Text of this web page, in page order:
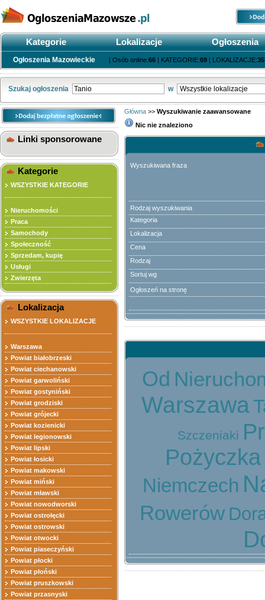
Kategorie Lokalizacje Ogłoszenia
Ogłoszenia Mazowieckie | Osób online:66 | KATEGORIE:69 | LOKALIZACJE:
Szukaj ogłoszenia w
Linki sponsorowane
Kategorie
WSZYSTKIE KATEGORIE
Nieruchomości
Praca
Samochody
Społeczność
Sprzedam, kupię
Usługi
Zwierzęta
Lokalizacja
WSZYSTKIE LOKALIZACJE
Warszawa
Powiat białobrzeski
Powiat ciechanowski
Powiat garwoliński
Powiat gostyniński
Powiat grodziski
Powiat grójecki
Powiat kozienicki
Powiat legionowski
Powiat lipski
Powiat łosicki
Powiat makowski
Powiat miński
Powiat mławski
Powiat nowodworski
Powiat ostrołęcki
Powiat ostrowski
Powiat otwocki
Powiat piaseczyński
Powiat płocki
Powiat płoński
Powiat pruszkowski
Powiat przasnyski
Główna >> Wyszukiwanie zaawansowane
Nic nie znaleziono
Wyszukiwana fraza
Rodzaj wyszukiwania
Kategoria
Lokalizacja
Cena
Rodzaj
Sortuj wg
Ogłoszeń na stronę
Od
Warszawa
Szczeniaki
Pożyczka
Niemczech
Rowerów